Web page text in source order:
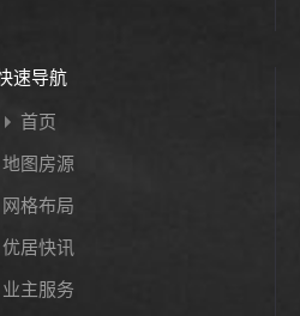
速导航
首页
地图房源
网格布局
优居快讯
业主服务